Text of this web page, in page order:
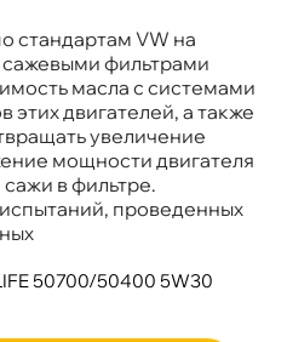
стандартам VW на
сажевыми фильтрами
масла с системами
этих двигателей, а также
увеличение
мощности двигателя
в фильтре.
проведенных
50700/50400 5W30